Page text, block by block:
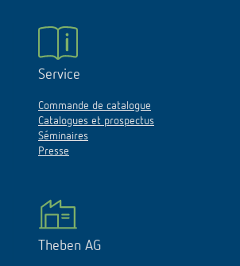
Service
Commande de catalogue
Catalogues et prospectus
Séminaires
Presse
Theben AG